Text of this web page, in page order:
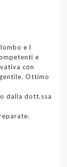
e l
e
con
Ottimo
dalla dott.ssa